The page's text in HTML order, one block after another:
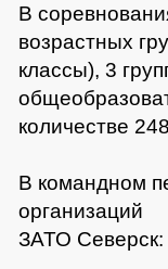
В
возрастных
классы), 3
количестве
В командном
организаций
ЗАТО Северск: